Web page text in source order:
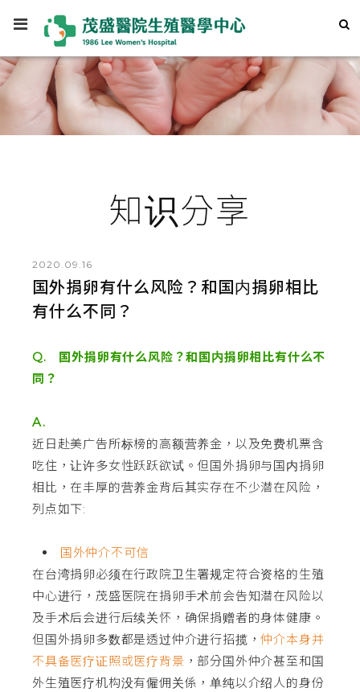
知识分享
2020.09.16
国外捐卵有什么风险？和国内捐卵相比
有什么不同？
Q. 国外捐卵有什么风险？和国内捐卵相比有什么不
同？
A.
近日赴美广告所标榜的高额营养金，以及免费机票含
吃住，让许多女性跃跃欲试。但国外捐卵与国内捐卵
相比，在丰厚的营养金背后其实存在不少潜在风险，
列点如下:
国外仲介不可信
在台湾捐卵必须在行政院卫生署规定符合资格的生殖
中心进行，茂盛医院在捐卵手术前会告知潜在风险以
及手术后会进行后续关怀，确保捐赠者的身体健康。
但国外捐卵多数都是透过仲介进行招揽，仲介本身并
不具备医疗证照或医疗背景 ，部分国外仲介甚至和国
外生殖医疗机构没有僱佣关係，单纯以介绍人的身份